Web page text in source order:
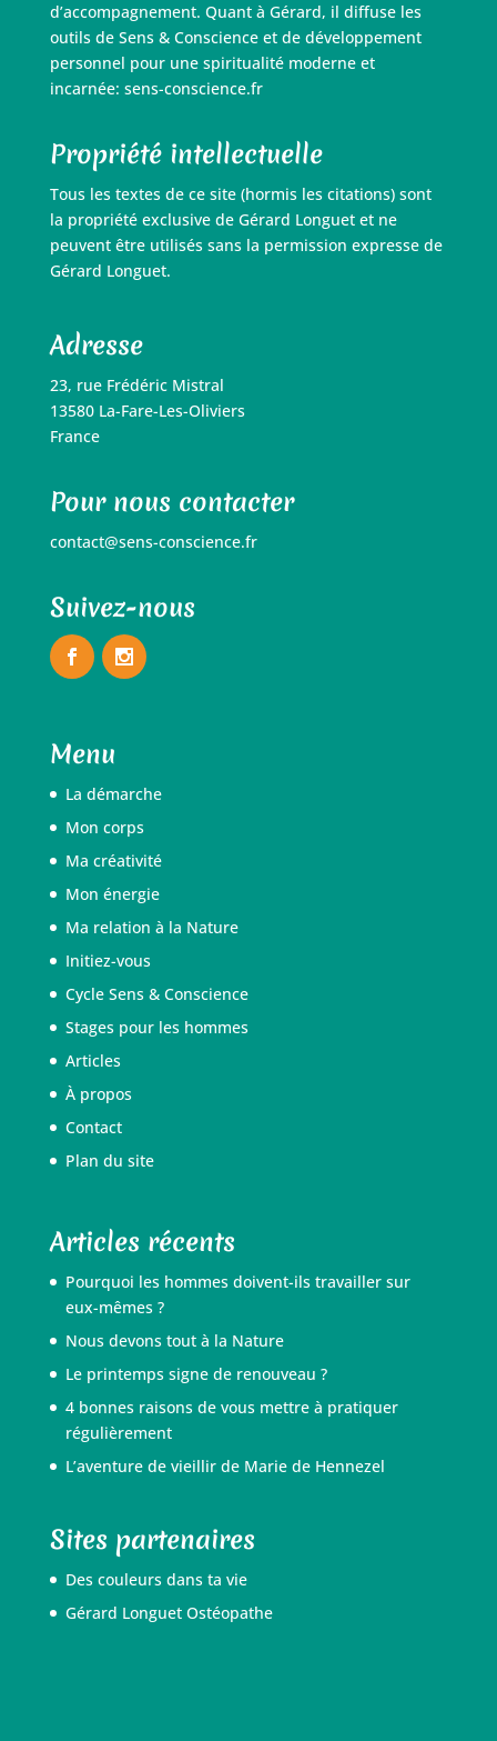
d’accompagnement. Quant à Gérard, il diffuse les
outils de Sens & Conscience et de développement
personnel pour une spiritualité moderne et
incarnée: sens-conscience.fr
Propriété intellectuelle
Tous les textes de ce site (hormis les citations) sont
la propriété exclusive de Gérard Longuet et ne
peuvent être utilisés sans la permission expresse de
Gérard Longuet.
Adresse
23, rue Frédéric Mistral
13580 La-Fare-Les-Oliviers
France
Pour nous contacter
contact@sens-conscience.fr
Suivez-nous
Menu
La démarche
Mon corps
Ma créativité
Mon énergie
Ma relation à la Nature
Initiez-vous
Cycle Sens & Conscience
Stages pour les hommes
Articles
À propos
Contact
Plan du site
Articles récents
Pourquoi les hommes doivent-ils travailler sur
eux-mêmes ?
Nous devons tout à la Nature
Le printemps signe de renouveau ?
4 bonnes raisons de vous mettre à pratiquer
régulièrement
L’aventure de vieillir de Marie de Hennezel
Sites partenaires
Des couleurs dans ta vie
Gérard Longuet Ostéopathe